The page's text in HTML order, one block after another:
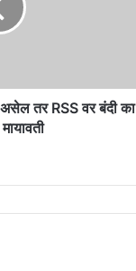
असेल तर RSS वर बंदी का